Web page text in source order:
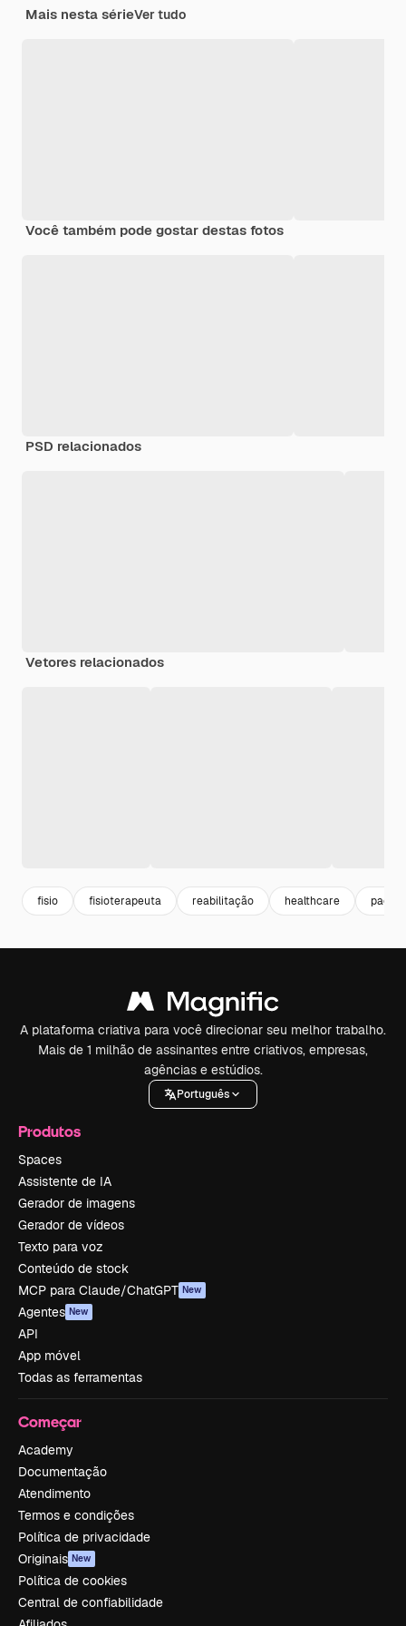
Mais nesta sérieVer tudo
Você também pode gostar destas fotos
PSD relacionados
Vetores relacionados
fisio fisioterapeuta reabilitação healthcare
A plataforma criativa para você direcionar seu melhor trabalho.
Mais de 1 milhão de assinantes entre criativos, empresas,
agências e estúdios.
Português
Produtos
Spaces
Assistente de IA
Gerador de imagens
Gerador de vídeos
Texto para voz
Conteúdo de stock
MCP para Claude/ChatGPT New
Agentes New
API
App móvel
Todas as ferramentas
Começar
Academy
Documentação
Atendimento
Termos e condições
Política de privacidade
Originais New
Política de cookies
Central de confiabilidade